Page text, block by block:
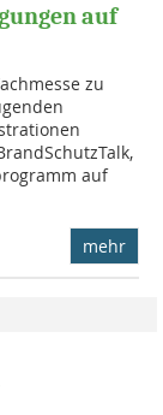
auf
zu
auf
mehr